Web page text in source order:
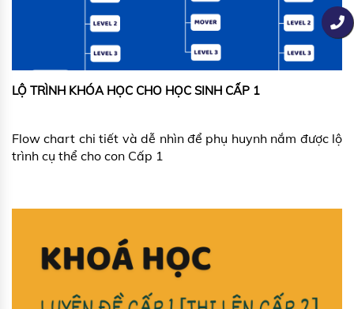
LỘ TRÌNH KHÓA HỌC CHO HỌC SINH CẤP 1
Flow chart chi tiết và dễ nhìn để phụ huynh nắm được lộ
trình cụ thể cho con Cấp 1